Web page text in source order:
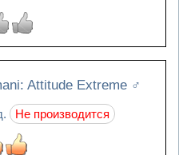
Attitude Extreme ♂
Не производится